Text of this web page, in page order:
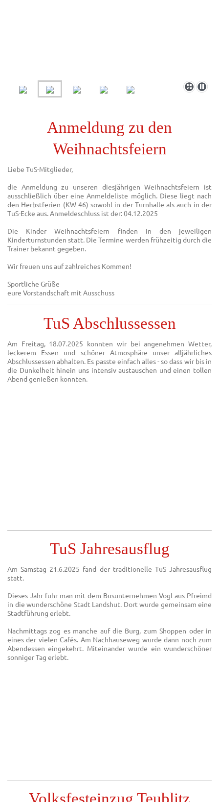
Anmeldung zu den
Weihnachtsfeiern
Liebe TuS-Mitglieder,
die Anmeldung zu unseren diesjährigen Weihnachtsfeiern ist
ausschließlich über eine Anmeldeliste möglich. Diese liegt nach
den Herbstferien (KW 46) sowohl in der Turnhalle als auch in der
TuS-Ecke aus. Anmeldeschluss ist der: 04.12.2025
Die Kinder Weihnachtsfeiern finden in den jeweiligen
Kinderturnstunden statt. Die Termine werden frühzeitig durch die
Trainer bekannt gegeben.
Wir freuen uns auf zahlreiches Kommen!
Sportliche Grüße
eure Vorstandschaft mit Ausschuss
TuS Abschlussessen
Am Freitag, 18.07.2025 konnten wir bei angenehmen Wetter,
leckerem Essen und schöner Atmosphäre unser alljährliches
Abschlussessen abhalten. Es passte einfach alles - so dass wir bis in
die Dunkelheit hinein uns intensiv austauschen und einen tollen
Abend genießen konnten.
TuS Jahresausflug
Am Samstag 21.6.2025 fand der traditionelle TuS Jahresausflug
statt.
Dieses Jahr fuhr man mit dem Busunternehmen Vogl aus Pfreimd
in die wunderschöne Stadt Landshut. Dort wurde gemeinsam eine
Stadtführung erlebt.
Nachmittags zog es manche auf die Burg, zum Shoppen oder in
eines der vielen Cafés. Am Nachhauseweg wurde dann noch zum
Abendessen eingekehrt. Miteinander wurde ein wunderschöner
sonniger Tag erlebt.
Volksfesteinzug Teublitz